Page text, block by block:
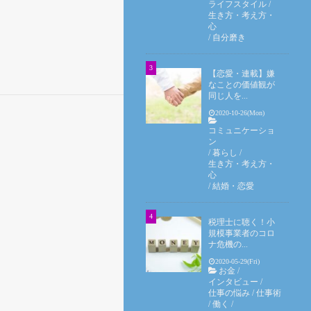
ライフスタイル /
生き方・考え方・
心
/ 自分磨き
【恋愛・連載】嫌
なことの価値観が
同じ人を...
2020-10-26(Mon)
コミュニケーショ
ン
/暮らし /
生き方・考え方・
心
/結婚・恋愛
税理士に聴く！小
規模事業者のコロ
ナ危機の...
2020-05-29(Fri)
お金 /
インタビュー /
仕事の悩み /仕事術
/働く /